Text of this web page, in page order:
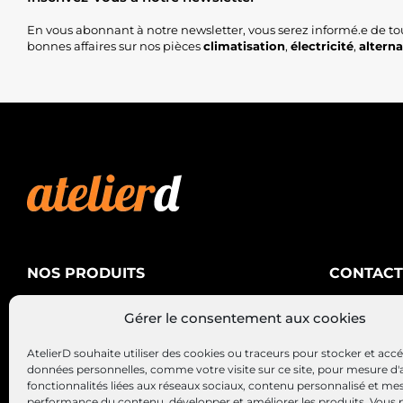
Gérer le consentement aux cookies
AtelierD souhaite utiliser des cookies ou traceurs pour stocker et
données personnelles, comme votre visite sur ce site, pour mesure
fonctionnalités liées aux réseaux sociaux, contenu personnalisé et
En vous abonnant à notre newsletter, vous serez informé.e de
bonnes affaires sur nos piècesclimatisation, électricité,
NOS PRODUITS
Alternateurs – Démarreurs
CONTACT
AtelierD
88200
03 29 22 34